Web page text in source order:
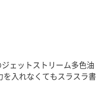
ェットストリーム多色油
を入れなくてもスラスラ書